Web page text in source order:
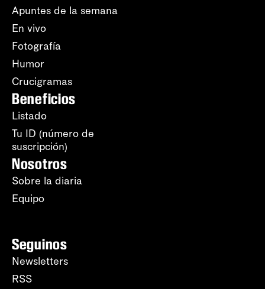
Apuntes de la semana
En vivo
Fotografía
Humor
Crucigramas
Beneficios
Listado
Tu ID (número de
suscripción)
Nosotros
Sobre la diaria
Equipo
Seguinos
Newsletters
RSS